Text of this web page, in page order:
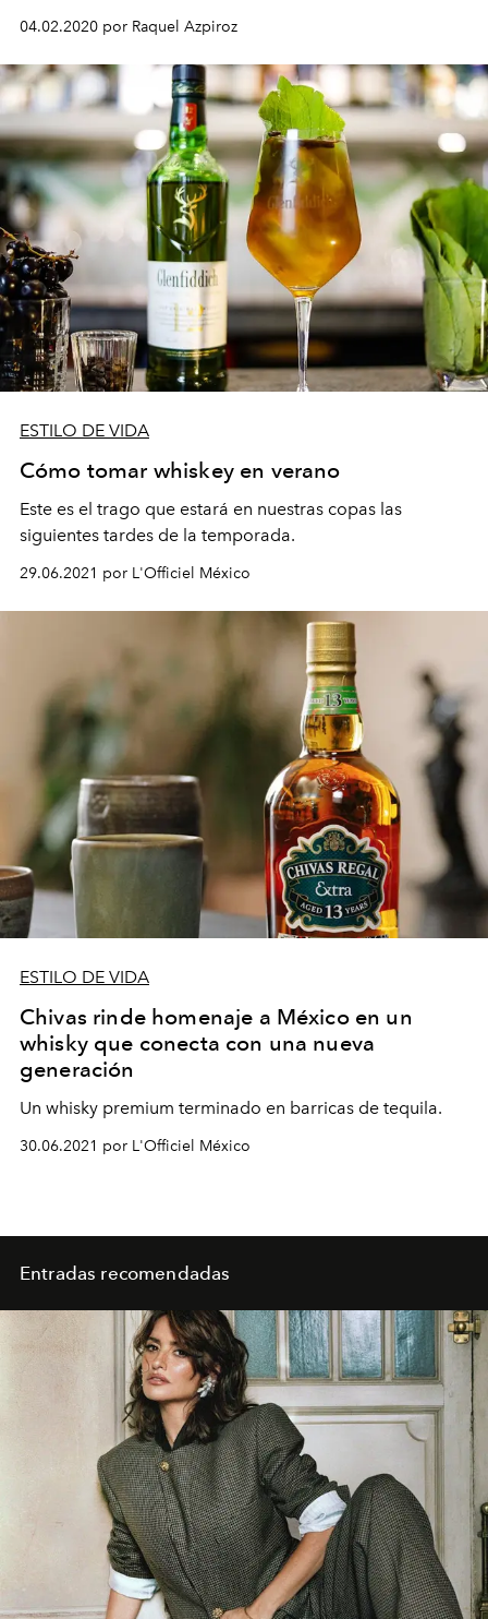
04.02.2020 por Raquel Azpiroz
ESTILO DE VIDA
Cómo tomar whiskey en verano
Este es el trago que estará en nuestras copas las
siguientes tardes de la temporada.
29.06.2021 por L'Officiel México
ESTILO DE VIDA
Chivas rinde homenaje a México en un
whisky que conecta con una nueva
generación
Un whisky premium terminado en barricas de tequila.
30.06.2021 por L'Officiel México
Entradas recomendadas